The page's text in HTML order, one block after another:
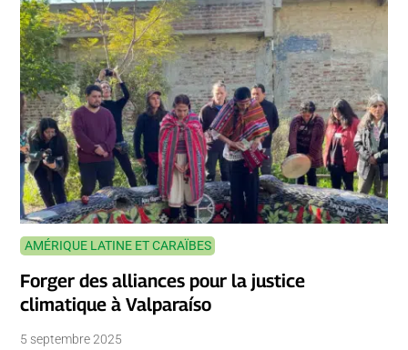
AMÉRIQUE LATINE ET CARAÏBES
Forger des alliances pour la justice
climatique à Valparaíso
5 septembre 2025